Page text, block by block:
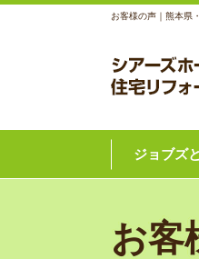
お客様の声｜熊本県
ジョブズ
お客